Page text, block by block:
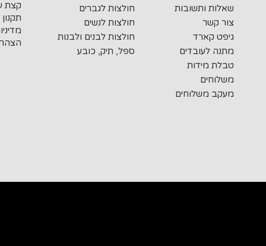
קצת
חולצות לגברים
חולצות לנשים
חולצות לבנים ולבנות
ספל, תיק, כובע
שאלות ותשובות
צור קשר
גיפט קארד
מתנה לעובדים
טבלת מידות
משלוחים
מעקב משלוחים